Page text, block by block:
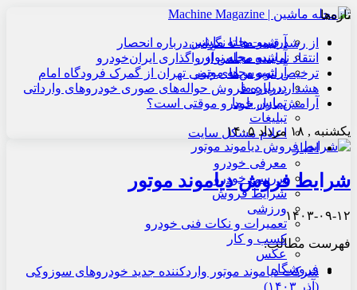
آرشیو مجله ماشین
آرشیو مجله نوآور
آرشیو مجله موتور
درباره ما
تماس با ما
تبلیغات
اعلام مشکل سایت
اخبار
معرفی خودرو
بررسی خودرو
شرایط فروش
ورزشی
تعمیرات و نکات فنی خودرو
کسب و کار
عکس
فروشگاه
تازه‌ها
از رشد قیمت‌ها تا نگرانی درباره انحصار
انتقاد نماینده مجلس از واگذاری ایران‌خودرو
ترخیص اتوبوس‌های چینی تهران از گمرک فرودگاه امام
هشدار درباره فروش حواله‌های صوری خودروهای وارداتی
آرامش بازار خودرو موقتی است؟
یکشنبه , ۱۸ مرداد ۱۴۰۵
شرایط فروش دیاموند موتور
۱۴۰۳-۰۹-۱۲
فهرست مطالب:
شرکت دیاموند موتور واردکننده جدید خودروهای سوزوکی
(آذر ۱۴۰۳)